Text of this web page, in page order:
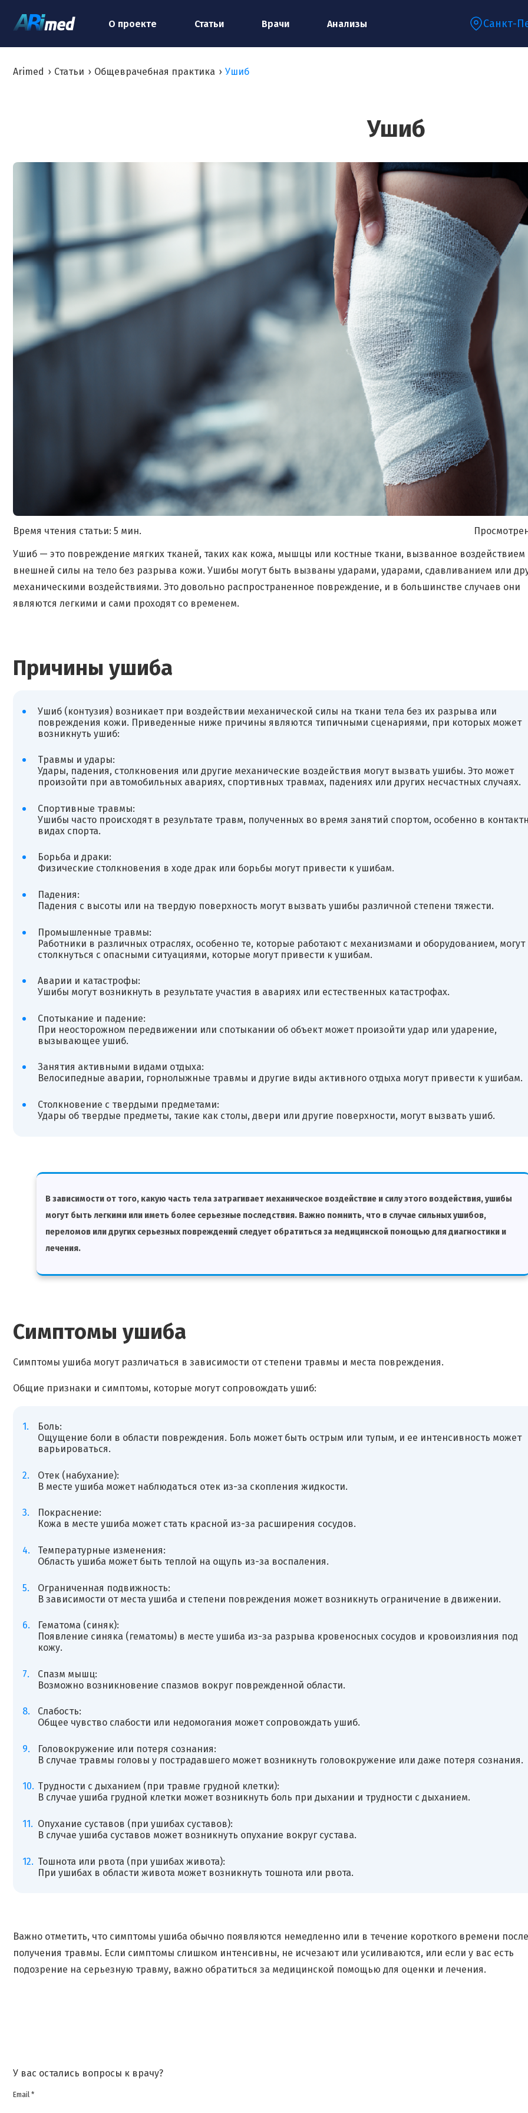
О проекте Статьи Врачи Анализы Санкт-
Arimed › Статьи › Общеврачебная практика › Ушиб
Ушиб
Время чтения статьи: 5 мин.
Ушиб — это повреждение мягких тканей, таких как кожа, мышцы или костные ткани, вызванное воздействием
внешней силы на тело без разрыва кожи. Ушибы могут быть вызваны ударами, ударами, сдавливанием или
механическими воздействиями. Это довольно распространенное повреждение, и в большинстве случаев они
являются легкими и сами проходят со временем.
Причины ушиба
Ушиб (контузия) возникает при воздействии механической силы на ткани тела без их разрыва или
повреждения кожи. Приведенные ниже причины являются типичными сценариями, при которых может
возникнуть ушиб:
Травмы и удары:
Удары, падения, столкновения или другие механические воздействия могут вызвать ушибы. Это может
произойти при автомобильных авариях, спортивных травмах, падениях или других несчастных случаях.
Спортивные травмы:
Ушибы часто происходят в результате травм, полученных во время занятий спортом, особенно в
видах спорта.
Борьба и драки:
Физические столкновения в ходе драк или борьбы могут привести к ушибам.
Падения:
Падения с высоты или на твердую поверхность могут вызвать ушибы различной степени тяжести.
Промышленные травмы:
Работники в различных отраслях, особенно те, которые работают с механизмами и оборудованием, могут
столкнуться с опасными ситуациями, которые могут привести к ушибам.
Аварии и катастрофы:
Ушибы могут возникнуть в результате участия в авариях или естественных катастрофах.
Спотыкание и падение:
При неосторожном передвижении или спотыкании об объект может произойти удар или ударение,
вызывающее ушиб.
Занятия активными видами отдыха:
Велосипедные аварии, горнолыжные травмы и другие виды активного отдыха могут привести к ушибам.
Столкновение с твердыми предметами:
Удары об твердые предметы, такие как столы, двери или другие поверхности, могут вызвать ушиб.
В зависимости от того, какую часть тела затрагивает механическое воздействие и силу этого воздействия, ушибы
могут быть легкими или иметь более серьезные последствия. Важно помнить, что в случае сильных ушибов,
переломов или других серьезных повреждений следует обратиться за медицинской помощью для диагностики и
лечения.
Симптомы ушиба
Симптомы ушиба могут различаться в зависимости от степени травмы и места повреждения.
Общие признаки и симптомы, которые могут сопровождать ушиб:
Боль:
Ощущение боли в области повреждения. Боль может быть острым или тупым, и ее интенсивность может
варьироваться.
Отек (набухание):
В месте ушиба может наблюдаться отек из-за скопления жидкости.
Покраснение:
Кожа в месте ушиба может стать красной из-за расширения сосудов.
Температурные изменения:
Область ушиба может быть теплой на ощупь из-за воспаления.
Ограниченная подвижность:
В зависимости от места ушиба и степени повреждения может возникнуть ограничение в движении.
Гематома (синяк):
Появление синяка (гематомы) в месте ушиба из-за разрыва кровеносных сосудов и кровоизлияния под
кожу.
Спазм мышц:
Возможно возникновение спазмов вокруг поврежденной области.
Слабость:
Общее чувство слабости или недомогания может сопровождать ушиб.
Головокружение или потеря сознания:
В случае травмы головы у пострадавшего может возникнуть головокружение или даже потеря сознания.
Трудности с дыханием (при травме грудной клетки):
В случае ушиба грудной клетки может возникнуть боль при дыхании и трудности с дыханием.
Опухание суставов (при ушибах суставов):
В случае ушиба суставов может возникнуть опухание вокруг сустава.
Тошнота или рвота (при ушибах живота):
При ушибах в области живота может возникнуть тошнота или рвота.
Важно отметить, что симптомы ушиба обычно появляются немедленно или в течение короткого времени после
получения травмы. Если симптомы слишком интенсивны, не исчезают или усиливаются, или если у вас есть
подозрение на серьезную травму, важно обратиться за медицинской помощью для оценки и лечения.
У вас остались вопросы к врачу?
Email *
специалисту
Ваш e-mail:*
Я согласен наобработку моих персональных данных